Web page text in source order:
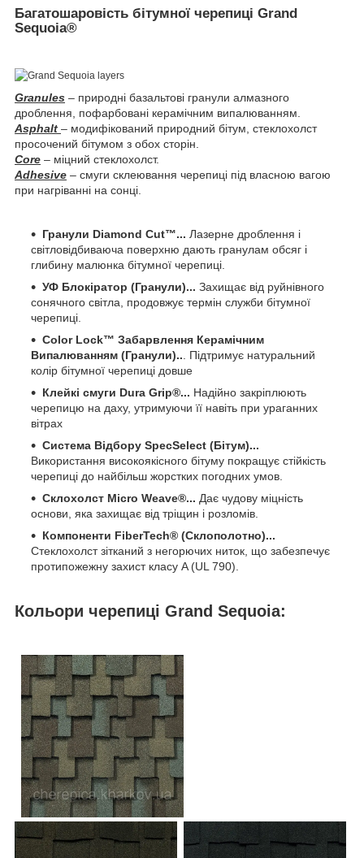
Багатошаровість бітумної черепиці Grand
Sequoia®
Granules – природні базальтові гранули алмазного
дроблення, пофарбовані керамічним випалюванням.
Asphalt – модифікований природний бітум, стеклохолст
просочений бітумом з обох сторін.
Core – міцний стеклохолст.
Adhesive – смуги склеювання черепиці під власною вагою
при нагріванні на сонці.
Гранули Diamond Cut™... Лазерне дроблення і
світловідбиваюча поверхню дають гранулам обсяг і
глибину малюнка бітумної черепиці.
УФ Блокіратор (Гранули)... Захищає від руйнівного
сонячного світла, продовжує термін служби бітумної
черепиці.
Color Lock™ Забарвлення Керамічним
Випалюванням (Гранули).. . Підтримує натуральний
колір бітумної черепиці довше
Клейкі смуги Dura Grip®... Надійно закріплюють
черепицю на даху, утримуючи її навіть при ураганних
вітрах
Система Відбору SpecSelect (Бітум)...
Використання високоякісного бітуму покращує стійкість
черепиці до найбільш жорстких погодних умов.
Склохолст Micro Weave®... Дає чудову міцність
основи, яка захищає від тріщин і розломів.
Компоненти FiberTech® (Склополотно)...
Стеклохолст зітканий з негорючих ниток, що забезпечує
протипожежну захист класу A (UL 790).
Кольори черепиці Grand Sequoia: